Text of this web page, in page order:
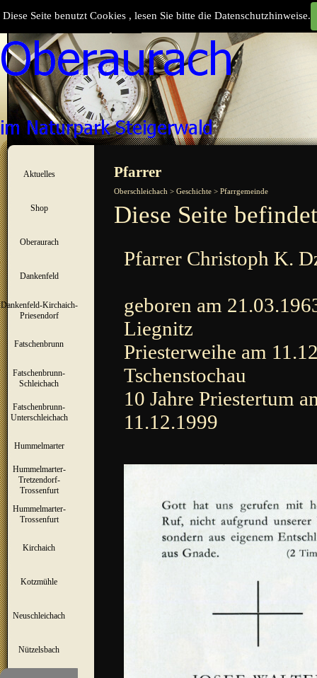
Diese Seite benutzt Cookies , lesen Sie bitte die Datenschutzhinweise.
Menü überspringen
Aktuelles ▼
Shop ▼
Oberaurach
Dankenfeld
Dankenfeld-Kirchaich-
Priesendorf
Fatschenbrunn
Fatschenbrunn-
Schleichach
Fatschenbrunn-
Unterschleichach
Hummelmarter
Hummelmarter-
Tretzendorf-
Trossenfurt
Hummelmarter-
Trossenfurt
Kirchaich
Kotzmühle
Neuschleichach
Nützelsbach
Pfarrer
Oberschleichach > Geschichte > Pfarrgemeinde
Diese Seite
Pfarrer Christoph K.
geboren am
Liegnitz
Priesterweihe am
Tschenstochau
10 Jahre Priestertum
11.12.1999